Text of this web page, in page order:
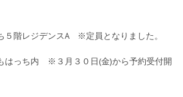
階レジデンスA ※定員となりました。
はっち内 ※３月３０日(金)から予約受付開